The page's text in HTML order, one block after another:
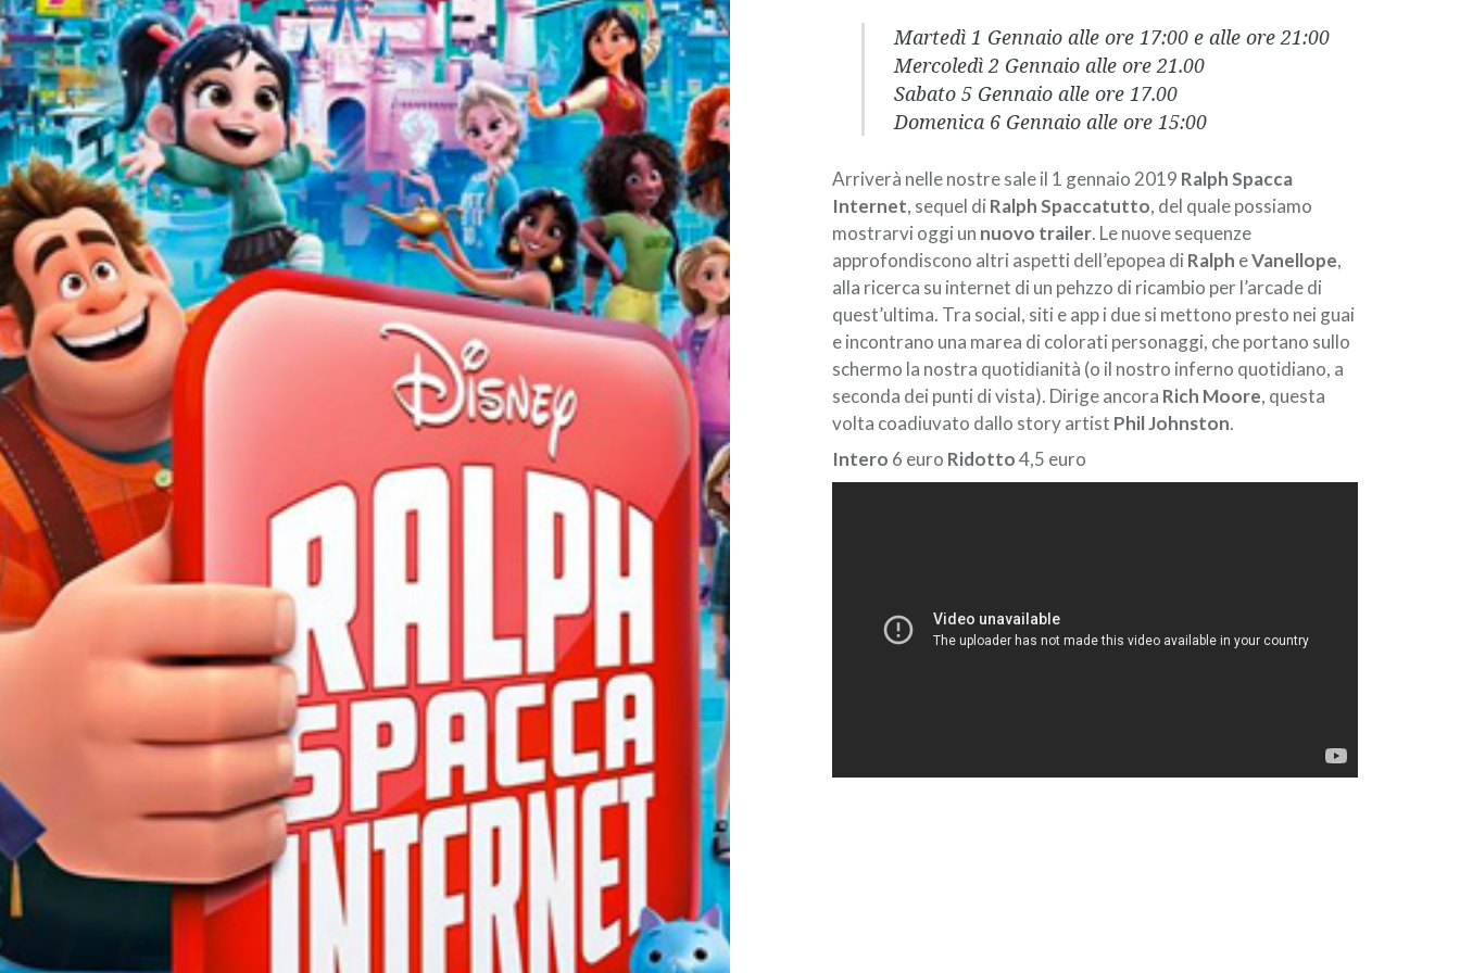
Martedì 1 Gennaio alle ore 17:00 e alle ore 21:00
Mercoledì 2 Gennaio alle ore 21.00
Sabato 5 Gennaio alle ore 17.00
Domenica 6 Gennaio alle ore 15:00
Arriverà nelle nostre sale il 1 gennaio 2019 Ralph Spacca
Internet, sequel di Ralph Spaccatutto, del quale possiamo
mostrarvi oggi un nuovo trailer. Le nuove sequenze
approfondiscono altri aspetti dell’epopea di Ralph eVanellope,
alla ricerca su internet di un pehzzo di ricambio per l’arcade di
quest’ultima. Tra social, siti e app i due si mettono presto nei guai
e incontrano una marea di colorati personaggi, che portano sullo
schermo la nostra quotidianità (o il nostro inferno quotidiano, a
seconda dei punti di vista). Dirige ancora Rich Moore, questa
volta coadiuvato dallo story artist Phil Johnston.
Intero 6 euro Ridotto4,5 euro